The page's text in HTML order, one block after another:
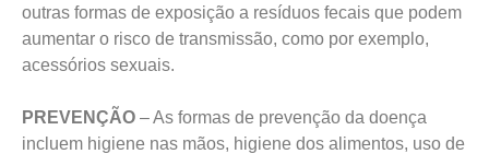
outras formas de exposição a resíduos fecais que podem
aumentar o risco de transmissão, como por exemplo,
acessórios sexuais.
PREVENÇÃO – As formas de prevenção da doença
incluem higiene nas mãos, higiene dos alimentos, uso de